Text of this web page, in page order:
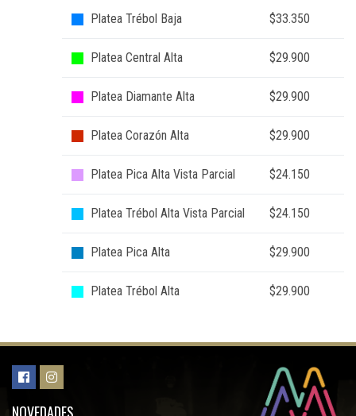
Platea Trébol Baja $33.350
Platea Central Alta $29.900
Platea Diamante Alta $29.900
Platea Corazón Alta $29.900
Platea Pica Alta Vista Parcial $24.150
Platea Trébol Alta Vista Parcial $24.150
Platea Pica Alta $29.900
Platea Trébol Alta $29.900
NOVEDADES